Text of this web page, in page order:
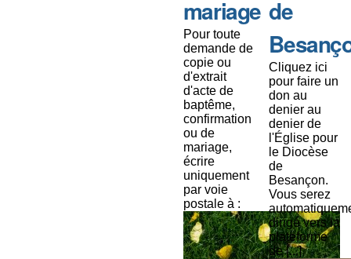
mariage
Pour toute
demande de
copie ou
d'extrait
d'acte de
baptême,
confirmation
ou de
mariage,
écrire
uniquement
par voie
postale à :
de
Cliquez ici
pour faire un
don au
denier au
denier de
l'Église pour
le Diocèse
de
Besançon.
Vous serez
dirigé vers la
plateforme
de [...]